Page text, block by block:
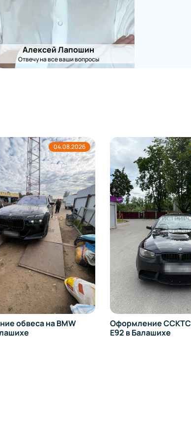
Алексей Лапошин
Отвечу на все ваши вопросы
04.08.2026
обвеса на BMW
Оформление ССКТС
E92 в Балашихе